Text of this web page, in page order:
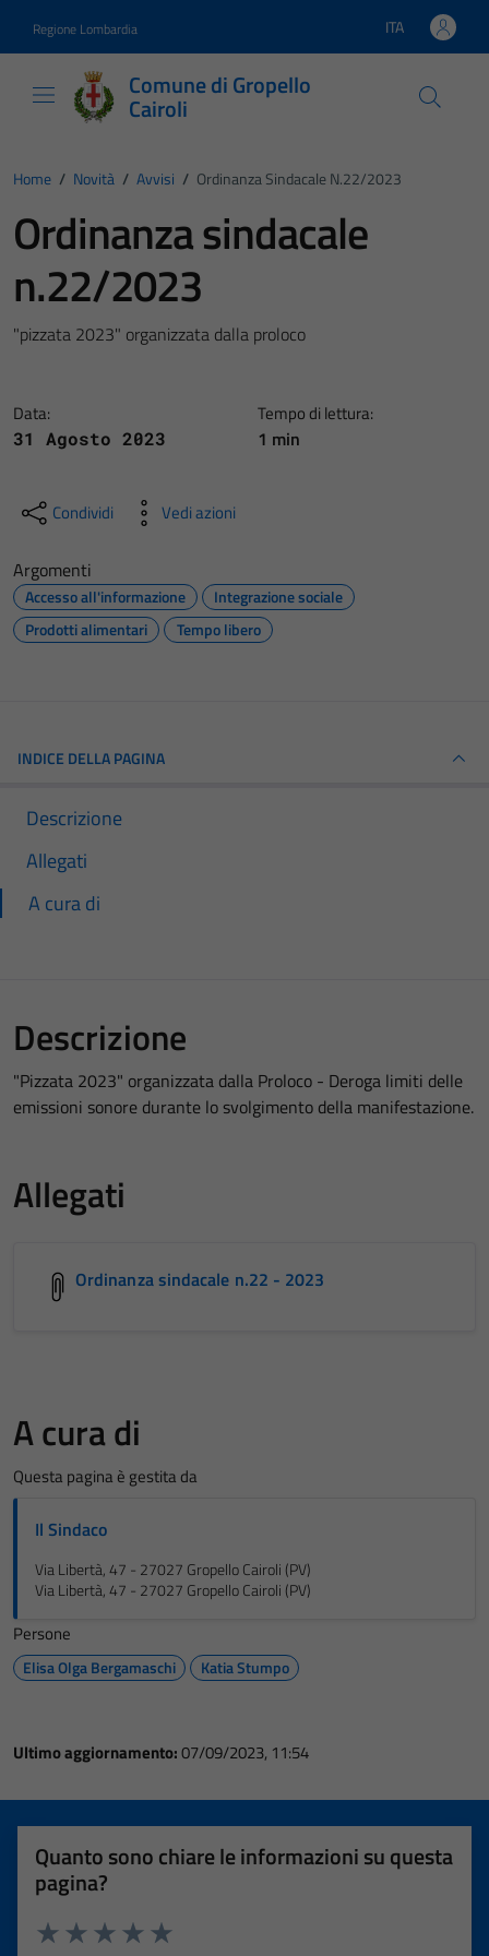
Regione Lombardia Lingua attiva:
ITA
Comune di Gropello
Cairoli
Home / Novità / Avvisi / Ordinanza Sindacale N.22/2023
Ordinanza sindacale
n.22/2023
"pizzata 2023" organizzata dalla proloco
Data:
31 Agosto 2023
Tempo di lettura:
1 min
Condividi Vedi azioni
Argomenti
Accesso all'informazione
Integrazione sociale
Prodotti alimentari
Tempo libero
INDICE DELLA PAGINA
Descrizione
Allegati
A cura di
Descrizione
"Pizzata 2023" organizzata dalla Proloco - Deroga limiti delle
emissioni sonore durante lo svolgimento della manifestazione.
Allegati
Ordinanza sindacale n.22 - 2023
A cura di
Questa pagina è gestita da
Il Sindaco
Via Libertà, 47 - 27027 Gropello Cairoli (PV)
Via Libertà, 47 - 27027 Gropello Cairoli (PV)
Persone
Elisa Olga Bergamaschi Katia Stumpo
Ultimo aggiornamento:07/09/2023, 11:54
Quanto sono chiare le informazioni su questa
pagina?